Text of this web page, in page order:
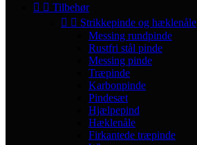
  Tilbehør
  Strikkepinde og hæklenåle
Messing rundpinde
Rustfri stål pinde
Messing pinde
Træpinde
Karbonpinde
Pindesæt
Hjælpepind
Hæklenåle
Firkantede træpinde